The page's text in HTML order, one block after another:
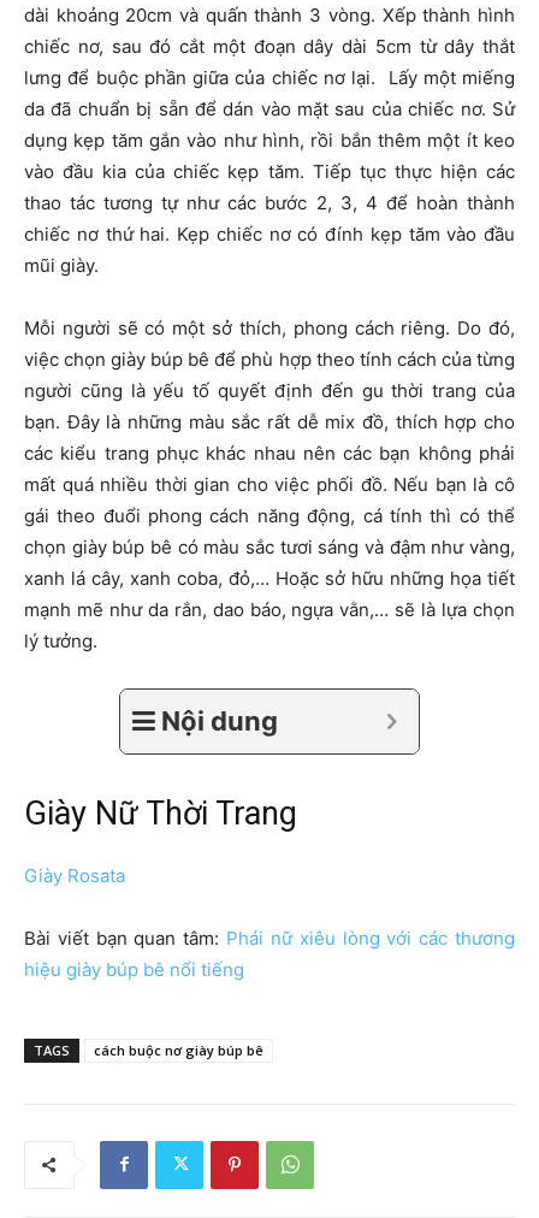
dài khoảng 20cm và quấn thành 3 vòng. Xếp thành hình
chiếc nơ, sau đó cắt một đoạn dây dài 5cm từ dây thắt
lưng để buộc phần giữa của chiếc nơ lại. Lấy một miếng
da đã chuẩn bị sẵn để dán vào mặt sau của chiếc nơ. Sử
dụng kẹp tăm gắn vào như hình, rồi bắn thêm một ít keo
vào đầu kia của chiếc kẹp tăm. Tiếp tục thực hiện các
thao tác tương tự như các bước 2, 3, 4 để hoàn thành
chiếc nơ thứ hai. Kẹp chiếc nơ có đính kẹp tăm vào đầu
mũi giày.
Mỗi người sẽ có một sở thích, phong cách riêng. Do đó,
việc chọn giày búp bê để phù hợp theo tính cách của từng
người cũng là yếu tố quyết định đến gu thời trang của
bạn. Đây là những màu sắc rất dễ mix đồ, thích hợp cho
các kiểu trang phục khác nhau nên các bạn không phải
mất quá nhiều thời gian cho việc phối đồ. Nếu bạn là cô
gái theo đuổi phong cách năng động, cá tính thì có thể
chọn giày búp bê có màu sắc tươi sáng và đậm như vàng,
xanh lá cây, xanh coba, đỏ,… Hoặc sở hữu những họa tiết
mạnh mẽ như da rắn, dao báo, ngựa vằn,… sẽ là lựa chọn
lý tưởng.
Nội dung
Giày Nữ Thời Trang
Giày Rosata
Bài viết bạn quan tâm: Phái nữ xiêu lòng với các thương
hiệu giày búp bê nổi tiếng
TAGS cách buộc nơ giày búp bê